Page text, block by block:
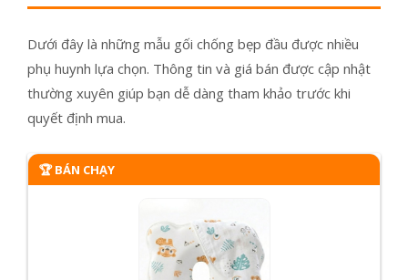
Dưới đây là những mẫu gối chống bẹp đầu được nhiều
phụ huynh lựa chọn. Thông tin và giá bán được cập nhật
thường xuyên giúp bạn dễ dàng tham khảo trước khi
quyết định mua.
🏆 BÁN CHẠY